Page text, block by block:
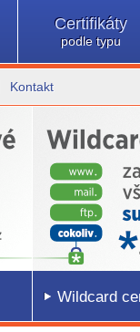
Certifikáty
podle typu
Kontakt
Wildcard